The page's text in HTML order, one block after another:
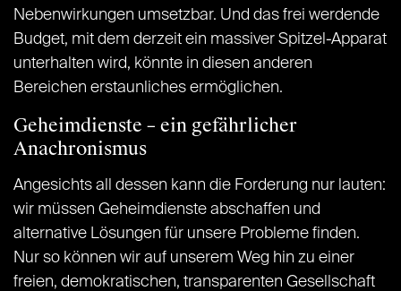
Nebenwirkungen umsetzbar. Und das frei werdende
Budget, mit dem derzeit ein massiver Spitzel-Apparat
unterhalten wird, könnte in diesen anderen
Bereichen erstaunliches ermöglichen.
Geheimdienste – ein gefährlicher
Anachronismus
Angesichts all dessen kann die Forderung nur lauten:
wir müssen Geheimdienste abschaffen und
alternative Lösungen für unsere Probleme finden.
Nur so können wir auf unserem Weg hin zu einer
freien, demokratischen, transparenten Gesellschaft